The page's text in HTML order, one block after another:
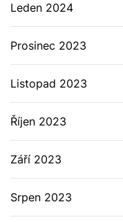
Leden 2024
Prosinec 2023
Listopad 2023
Říjen 2023
Září 2023
Srpen 2023